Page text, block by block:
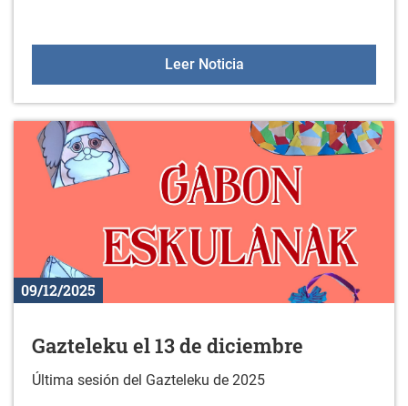
Leer NoticiaBaja actividades
09/12/2025
Gazteleku el 13 de diciembre
Última sesión del Gazteleku de 2025